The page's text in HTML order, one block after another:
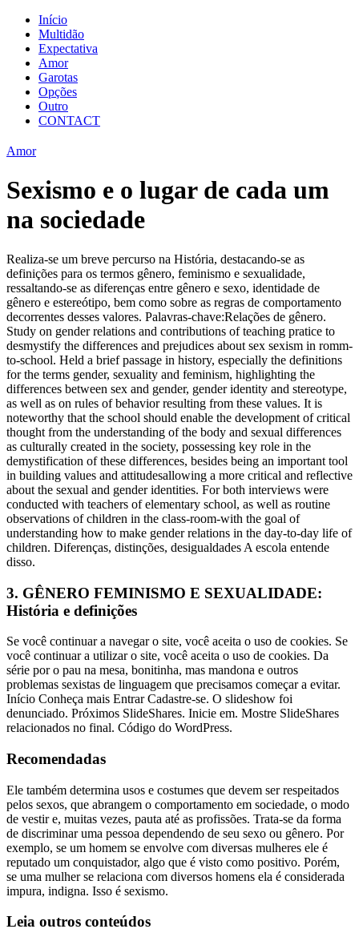
Início
Multidão
Expectativa
Amor
Garotas
Opções
Outro
CONTACT
Amor
Sexismo e o lugar de cada um
na sociedade
Realiza-se um breve percurso na História, destacando-se as
definições para os termos gênero, feminismo e sexualidade,
ressaltando-se as diferenças entre gênero e sexo, identidade de
gênero e estereótipo, bem como sobre as regras de comportamento
decorrentes desses valores. Palavras-chave:Relações de gênero.
Study on gender relations and contributions of teaching pratice to
desmystify the differences and prejudices about sex sexism in romm-
to-school. Held a brief passage in history, especially the definitions
for the terms gender, sexuality and feminism, highlighting the
differences between sex and gender, gender identity and stereotype,
as well as on rules of behavior resulting from these values. It is
noteworthy that the school should enable the development of critical
thought from the understanding of the body and sexual differences
as culturally created in the society, possessing key role in the
demystification of these differences, besides being an important tool
in building values and attitudesallowing a more critical and reflective
about the sexual and gender identities. For both interviews were
conducted with teachers of elementary school, as well as routine
observations of children in the class-room-with the goal of
understanding how to make gender relations in the day-to-day life of
children. Diferenças, distinções, desigualdades A escola entende
disso.
3. GÊNERO FEMINISMO E SEXUALIDADE:
História e definições
Se você continuar a navegar o site, você aceita o uso de cookies. Se
você continuar a utilizar o site, você aceita o uso de cookies. Da
série por o pau na mesa, bonitinha, mas mandona e outros
problemas sexistas de linguagem que precisamos começar a evitar.
Início Conheça mais Entrar Cadastre-se. O slideshow foi
denunciado. Próximos SlideShares. Inicie em. Mostre SlideShares
relacionados no final. Código do WordPress.
Recomendadas
Ele também determina usos e costumes que devem ser respeitados
pelos sexos, que abrangem o comportamento em sociedade, o modo
de vestir e, muitas vezes, pauta até as profissões. Trata-se da forma
de discriminar uma pessoa dependendo de seu sexo ou gênero. Por
exemplo, se um homem se envolve com diversas mulheres ele é
reputado um conquistador, algo que é visto como positivo. Porém,
se uma mulher se relaciona com diversos homens ela é considerada
impura, indigna. Isso é sexismo.
Leia outros conteúdos